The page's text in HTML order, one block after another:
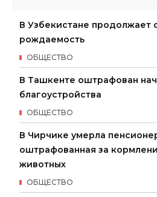
В Узбекистане продолжает
рождаемость
ОБЩЕСТВО
В Ташкенте оштрафован
благоустройства
ОБЩЕСТВО
В Чирчике умерла
оштрафованная за
животных
ОБЩЕСТВО